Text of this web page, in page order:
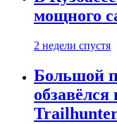
мощного
2 недели спустя
Большой